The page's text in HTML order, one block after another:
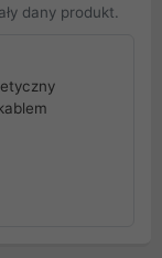
dany produkt.